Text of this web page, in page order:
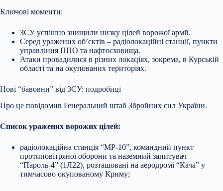
Ключові моменти:
ЗСУ успішно знищили низку цілей ворожої армії.
Серед уражених об’єктів – радіолокаційні станції, пункти
управління ППО та нафтосховища.
Атаки провадилися в різних локаціях, зокрема, в Курській
області та на окупованих територіях.
Нові “бавовни” від ЗСУ: подробиці
Про це повідомив Генеральний штаб Збройних сил України.
Список уражених ворожих цілей:
радіолокаційна станція “МР-10”, командний пункт
протиповітряної оборони та наземний запитувач
“Пароль-4” (1Л22), розташовані на аеродромі “Кача” у
тимчасово окупованому Криму;